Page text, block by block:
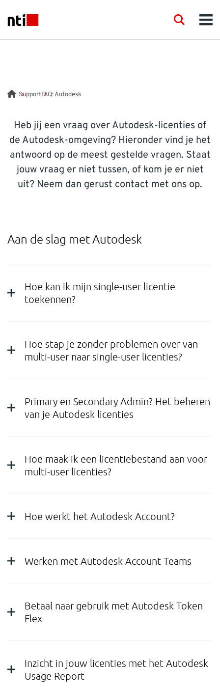
NTI logo
PRODUCTEN
TRAINING
EVENEMENTEN
KENNIS
OVER ONS
Waarmee kunnen we je helpen?
Deutschland France España Ireland
Ísland
Italia
Norge Suomi Sverige UK
Search
SupportFAQ: Autodesk
Heb jij een vraag over Autodesk-licenties of
de Autodesk-omgeving? Hieronder vind je het
antwoord op de meest gestelde vragen. Staat
jouw vraag er niet tussen, of kom je er niet
uit? Neem dan gerust contact met ons op.
Aan de slag met Autodesk
Hoe kan ik mijn single-user licentie
toekennen?
Hoe stap je zonder problemen over van
multi-user naar single-user licenties?
Primary en Secondary Admin? Het beheren
van je Autodesk licenties
Hoe maak ik een licentiebestand aan voor
multi-user licenties?
Hoe werkt het Autodesk Account?
Werken met Autodesk Account Teams
Betaal naar gebruik met Autodesk Token
Flex
Inzicht in jouw licenties met het Autodesk
Usage Report